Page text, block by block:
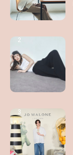
2
3
2
3
2
3